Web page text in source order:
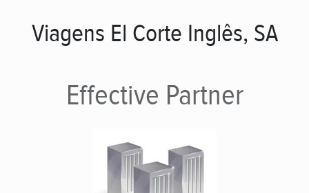
Viagens El Corte Inglês, SA
Effective Partner